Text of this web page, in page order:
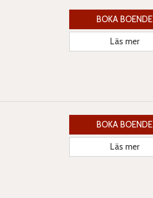
BOKA BOENDE
Läs mer
BOKA BOENDE
Läs mer